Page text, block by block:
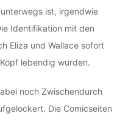
ist, irgendwie
Identifikation mit den
Eliza und Wallace sofort
lebendig wurden.
noch Zwischendurch
Die Comicseiten